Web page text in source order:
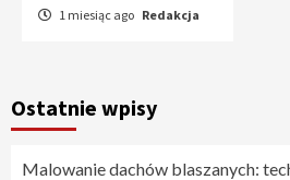
1 miesiąc ago Redakcja
Ostatnie wpisy
Malowanie dachów blaszanych: